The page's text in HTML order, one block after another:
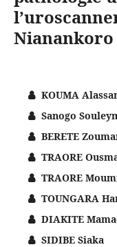
Nianankoro
KOUMA
Sanogo
BERETE
TRAORE
TRAORE
TOUNGARA
DIAKITE
SIDIBE Siaka